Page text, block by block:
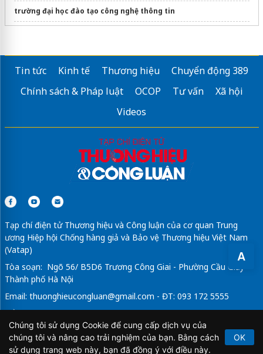
A
trường đại học đào tạo công nghệ thông tin
Cựu sinh viên thành công ĐH Duy Tân
Sửa máy rửa bát bosch
Tin tức Kinh tế Thương hiệu
Chuyển động 389
Chính sách & Pháp luật
OCOP Tư vấn
Xã hội
Videos
Tạp chí điện tử Thương hiệu và Công luận của cơ quan Trung
ương Hiệp hội Chống hàng giả và Bảo vệ Thương hiệu Việt Nam
(Vatap)
Tòa soạn: Ngõ 56/ B5D6 Trương Công Giai - Phường Cầu Giấy -
Thành phố Hà Nội
Email: thuonghieucongluan@gmail.com - ĐT: 093 172 5555
Tổng Biên Tập: Vũ Đức Thuận
Giấy phép hoạt động báo chí điện tử số 64/GP-BTTTT do Bộ
Thông tin và Truyền thông cấp ngày 21/2/2020.
Chúng tôi sử dụng Cookie để cung cấp dịch vụ của
chúng tôi và nâng cao trải nghiệm của bạn. Bằng cách
sử dụng trang web này, bạn đã đồng ý với điều này.
OK